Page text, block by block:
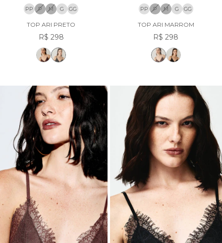
PP P M G GG
TOP ARI PRETO
R$ 298
PP P M G GG
TOP ARI MARROM
R$ 298